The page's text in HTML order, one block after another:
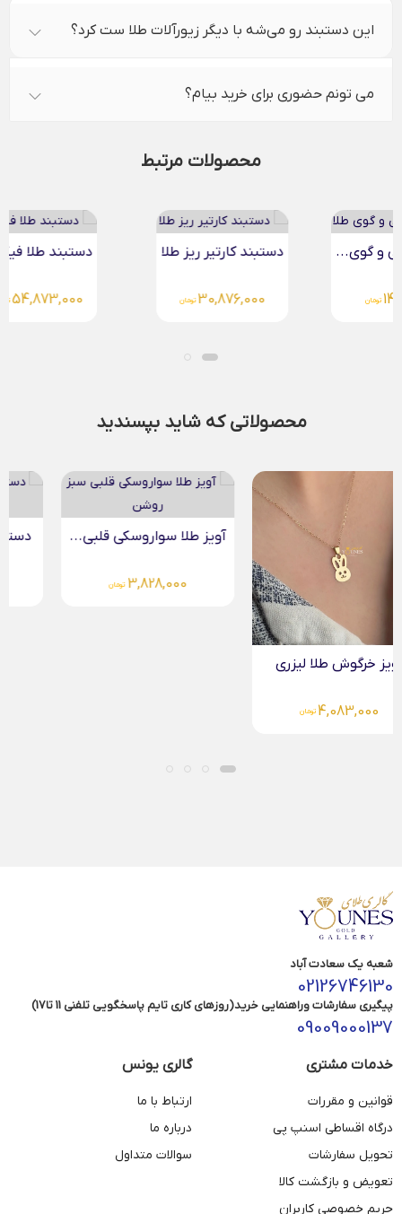
این دستبند رو می‌شه با دیگر زیورآلات طلا ست کرد؟
می تونم حضوری برای خرید بیام؟
محصولات مرتبط
دستبند کارتیر ریز طلا دستبند طلا فیگارو
54,873,000
محصولاتی که شاید بپسندید
آویز طلا سواروسکی قلبی...
3,828,000 تومان
دستبند لوتوس ( نیلوفر...
3,430,000
شعبه یک سعادت آباد
02126746130
پیگیری سفارشات وراهنمایی خرید(روزهای کاری تایم پاسخگویی تلفنی 11 تا17)
09009000137
خدمات مشتری
قوانین و مقررات
درگاه اقساطی اسنپ پی
تحویل سفارشات
تعویض و بازگشت کالا
حریم خصوصی کاربران
گالری یونس
ارتباط با ما
درباره ما
سوالات متداول